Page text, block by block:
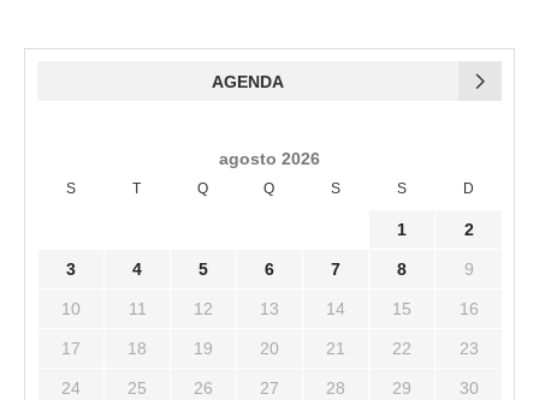
AGENDA
agosto 2026
S T Q Q S S D
1 2
3 4 5 6 7 8 9
10 11 12 13 14 15 16
17 18 19 20 21 22 23
24 25 26 27 28 29 30